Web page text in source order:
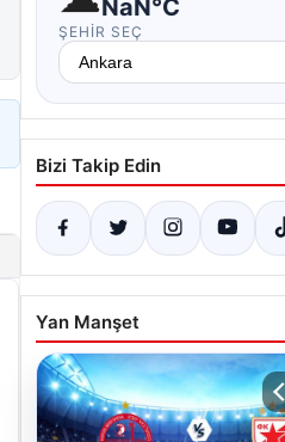
NaN°C
ŞEHIR SEÇ
Bizi Takip Edin
Yan Manşet